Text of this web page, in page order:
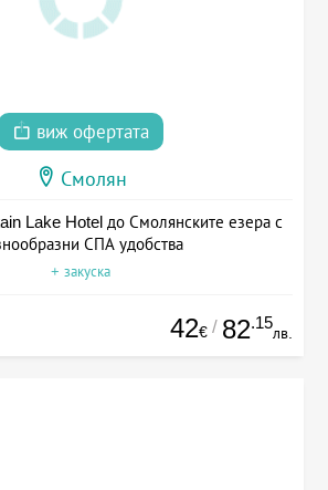
виж офертата
Смолян
Lake Hotel до Смолянските езера с
СПА удобства
+ закуска
42€ / 82.15
лв.